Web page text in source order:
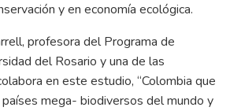
y en economía ecológica.
profesora del Programa de
del Rosario y una de las
en este estudio, “Colombia que
mega- biodiversos del mundo y